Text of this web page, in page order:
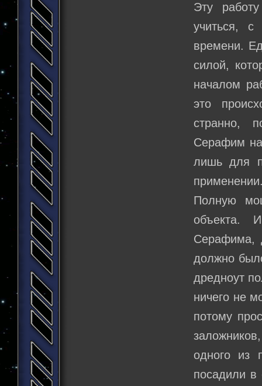
Эту
учиться,
времени.
силой,
началом
это
странно,
Серафим
лишь для
Полную
объекта.
Серафима,
должно
дредноут
ничего не
потому
одного из
посадили в